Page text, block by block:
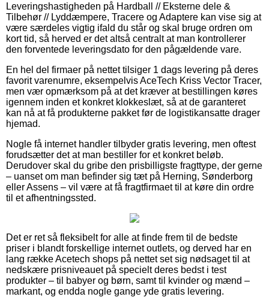
Leveringshastigheden på Hardball // Eksterne dele &
Tilbehør // Lyddæmpere, Tracere og Adaptere kan vise sig at
være særdeles vigtig ifald du står og skal bruge ordren om
kort tid, så herved er det altså centralt at man kontrollerer
den forventede leveringsdato for den pågældende vare.
En hel del firmaer på nettet tilsiger 1 dags levering på deres
favorit varenumre, eksempelvis AceTech Kriss Vector Tracer,
men vær opmærksom på at det kræver at bestillingen køres
igennem inden et konkret klokkeslæt, så at de garanteret
kan nå at få produkterne pakket før de logistikansatte drager
hjemad.
Nogle få internet handler tilbyder gratis levering, men oftest
forudsætter det at man bestiller for et konkret beløb.
Derudover skal du gribe den prisbilligste fragttype, der gerne
– uanset om man befinder sig tæt på Herning, Sønderborg
eller Assens – vil være at få fragtfirmaet til at køre din ordre
til et afhentningssted.
Det er ret så fleksibelt for alle at finde frem til de bedste
priser i blandt forskellige internet outlets, og derved har en
lang række Acetech shops på nettet set sig nødsaget til at
nedskære prisniveauet på specielt deres bedst i test
produkter – til babyer og børn, samt til kvinder og mænd –
markant, og endda nogle gange yde gratis levering.